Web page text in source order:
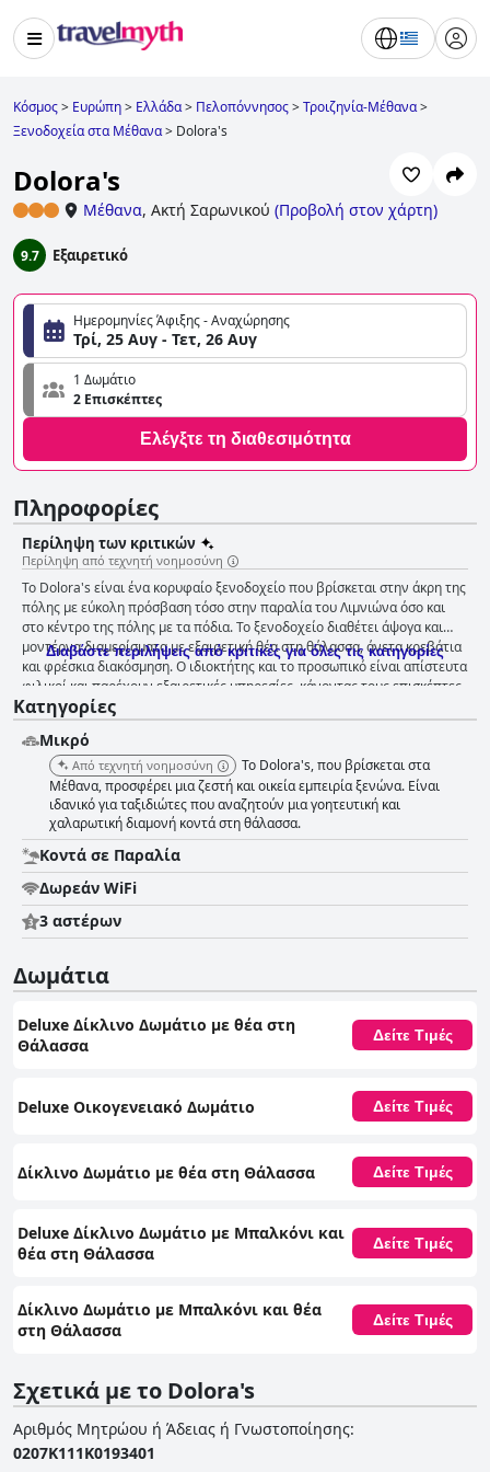
Κόσμος> Ευρώπη> Ελλάδα> Πελοπόννησος>Τροιζηνία-Μέθανα>
Ξενοδοχεία στα Μέθανα> Dolora's
Dolora's
Μέθανα, Ακτή Σαρωνικού (Προβολή στον χάρτη)
9.7 Εξαιρετικό
Ημερομηνίες Άφιξης - Αναχώρησης
Τρί, 25 Αυγ - Τετ, 26 Αυγ
1 Δωμάτιο
2 Επισκέπτες
Ελέγξτε τη διαθεσιμότητα
Πληροφορίες
Περίληψη των κριτικών
Περίληψη από τεχνητή νοημοσύνη
Το Dolora's είναι ένα κορυφαίο ξενοδοχείο που βρίσκεται στην άκρη της
πόλης με εύκολη πρόσβαση τόσο στην παραλία του Λιμνιώνα όσο και
στο κέντρο της πόλης με τα πόδια. Το ξενοδοχείο διαθέτει άψογα και
μοντέρνα διαμερίσματα με εξαιρετική θέα στη θάλασσα, άνετα κρεβάτια
και φρέσκια διακόσμηση. Ο ιδιοκτήτης και το προσωπικό είναι απίστευτα
φιλικοί και παρέχουν εξαιρετικές υπηρεσίες, κάνοντας τους επισκέπτες
να αισθάνονται ότι τους φροντίζουν καλά. Η προνομιακή παραλιακή
τοποθεσία του ξενοδοχείου προσθέτει στην ευχάριστη ατμόσφαιρα και
επιτρέπει την εύκολη πρόσβαση στις κοντινές επιλογές ψυχαγωγίας.
Συνολικά, τα δωμάτια του Dolora δίνουν προτεραιότητα στην
καθαριότητα και την προσοχή στη λεπτομέρεια σε κάθε πτυχή των
καταλυμάτων, καθιστώντας το ιδανική τοποθεσία για τους επισκέπτες
των Μεθάνων.
Διαβάστε περιλήψεις από κριτικές για όλες τις κατηγορίες
Κατηγορίες
Μικρό
Από τεχνητή νοημοσύνη
Το Dolora's, που βρίσκεται στα
Μέθανα, προσφέρει μια ζεστή και οικεία εμπειρία ξενώνα. Είναι
ιδανικό για ταξιδιώτες που αναζητούν μια γοητευτική και
χαλαρωτική διαμονή κοντά στη θάλασσα.
Κοντά σε Παραλία
Δωρεάν WiFi
3 αστέρων
Δωμάτια
Deluxe Δίκλινο Δωμάτιο με θέα στη
Θάλασσα
Δείτε Τιμές
Deluxe Οικογενειακό Δωμάτιο Δείτε Τιμές
Δίκλινο Δωμάτιο με θέα στη Θάλασσα Δείτε Τιμές
Deluxe Δίκλινο Δωμάτιο με Μπαλκόνι και
θέα στη Θάλασσα
Δείτε Τιμές
Δίκλινο Δωμάτιο με Μπαλκόνι και θέα
στη Θάλασσα
Δείτε Τιμές
Σχετικά με το Dolora's
Αριθμός Μητρώου ή Άδειας ή Γνωστοποίησης:
0207Κ111Κ0193401